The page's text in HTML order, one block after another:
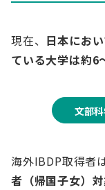
現在、 日本にお
ている大学は約6
文部
海外IBDP取得者は
者（帰国子女）